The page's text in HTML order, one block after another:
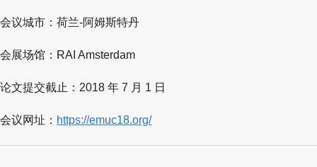
会议城市：荷兰-阿姆斯特丹
会展场馆：RAI Amsterdam
论文提交截止：2018 年 7 月 1 日
会议网址： https://emuc18.org/